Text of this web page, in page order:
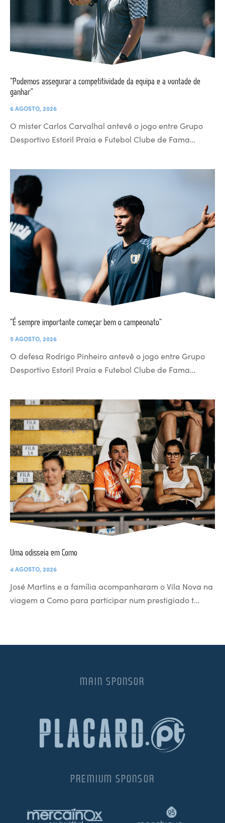
“Podemos assegurar a competitividade da equipa e a vontade de
ganhar”
6 AGOSTO, 2026
O mister Carlos Carvalhal antevê o jogo entre Grupo
Desportivo Estoril Praia e Futebol Clube de Fama…
“É sempre importante começar bem o campeonato”
5 AGOSTO, 2026
O defesa Rodrigo Pinheiro antevê o jogo entre Grupo
Desportivo Estoril Praia e Futebol Clube de Fama…
Uma odisseia em Como
4 AGOSTO, 2026
José Martins e a família acompanharam o Vila Nova na
viagem a Como para participar num prestigiado t…
MAIN SPONSOR
PREMIUM SPONSOR